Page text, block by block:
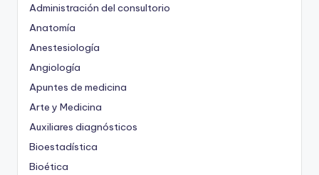
Administración del consultorio
Anatomía
Anestesiología
Angiología
Apuntes de medicina
Arte y Medicina
Auxiliares diagnósticos
Bioestadística
Bioética